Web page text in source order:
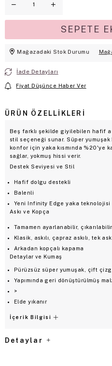
Mağazadaki Stok Durumu
İade Detayları
Fiyat Düşünce Haber Ver
ÜRÜN ÖZELLIKLERI
Beş farklı şekilde giyilebilen hafif
stil seçeneği sunar. Süper
konfor için yaka kısmında %20'ye
sağlar, yokmuş hissi verir.
Destek Seviyesi ve Stil
Hafif dolgu destekli
Balenli
Yeni Infinity Edge yaka teknolojisi
Askı ve Kopça
Tamamen ayarlanabilir,
Klasik, askılı, çapraz askılı, tek
Arkadan kopçalı kapama
Detaylar ve Kumaş
Pürüzsüz süper yumuşak, çift
Yapımında geri dönüştürülmüş
>
Elde yıkanır
İçerik Bilgisi
Detaylar